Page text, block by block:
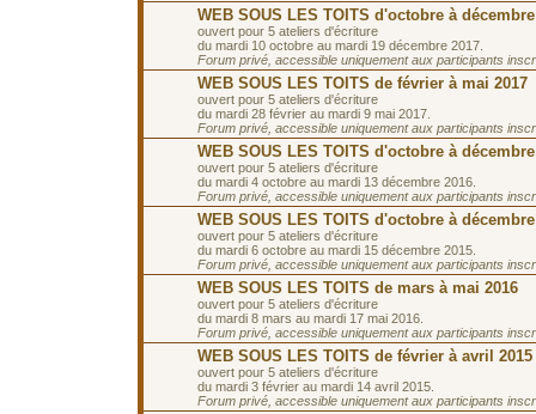
WEB SOUS LES TOITS d'octobre à décembre
ouvert pour 5 ateliers d'écriture
du mardi 10 octobre au mardi 19 décembre 2017.
Forum privé, accessible uniquement aux participants
WEB SOUS LES TOITS de février à mai 2017
ouvert pour 5 ateliers d'écriture
du mardi 28 février au mardi 9 mai 2017.
Forum privé, accessible uniquement aux participants
WEB SOUS LES TOITS d'octobre à décembre
ouvert pour 5 ateliers d'écriture
du mardi 4 octobre au mardi 13 décembre 2016.
Forum privé, accessible uniquement aux participants
WEB SOUS LES TOITS d'octobre à décembre
ouvert pour 5 ateliers d'écriture
du mardi 6 octobre au mardi 15 décembre 2015.
Forum privé, accessible uniquement aux participants
WEB SOUS LES TOITS de mars à mai 2016
ouvert pour 5 ateliers d'écriture
du mardi 8 mars au mardi 17 mai 2016.
Forum privé, accessible uniquement aux participants
WEB SOUS LES TOITS de février à avril 2015
ouvert pour 5 ateliers d'écriture
du mardi 3 février au mardi 14 avril 2015.
Forum privé, accessible uniquement aux participants